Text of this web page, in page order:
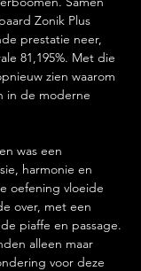
Zonik Plus
prestatie neer,
81,195%. Met die
zien waarom
in de moderne
was een
harmonie en
oefening vloeide
over, met een
piaffe en passage.
alleen maar
voor deze